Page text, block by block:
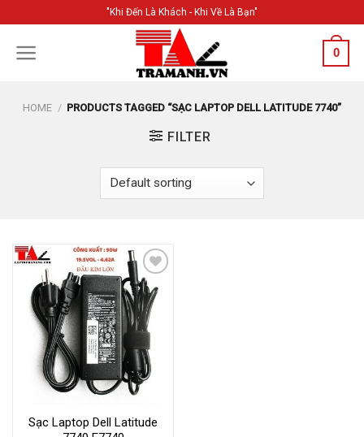
content
"Khi Đến Là Khách - Khi Về Là Bạn"
0
HOME / PRODUCTS TAGGED “SẠC LAPTOP DELL LATITUDE 7740”
FILTER
Add to
Wishlist
Sạc Laptop Dell Latitude